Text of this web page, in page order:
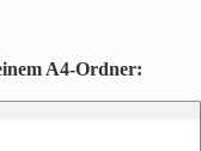
A4-Ordner: